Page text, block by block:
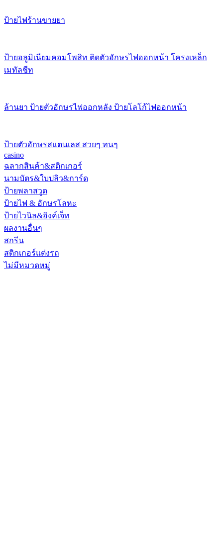
ป้ายไฟร้านขายยา
ป้ายอลูมิเนียมคอมโพสิท ติดตัวอักษรไฟออกหน้า โครงเหล็ก
เมทัลชีท
ล้านยา ป้ายตัวอักษรไฟออกหลัง ป้ายโลโก้ไฟออกหน้า
ป้ายตัวอักษรสแตนเลส สวยๆ ทนๆ
casino
ฉลากสินค้า&สติกเกอร์
นามบัตร&ใบปลิว&การ์ด
ป้ายพลาสวูด
ป้ายไฟ & อักษรโลหะ
ป้ายไวนิล&อิงค์เจ็ท
ผลงานอื่นๆ
สกรีน
สติกเกอร์แต่งรถ
ไม่มีหมวดหมู่